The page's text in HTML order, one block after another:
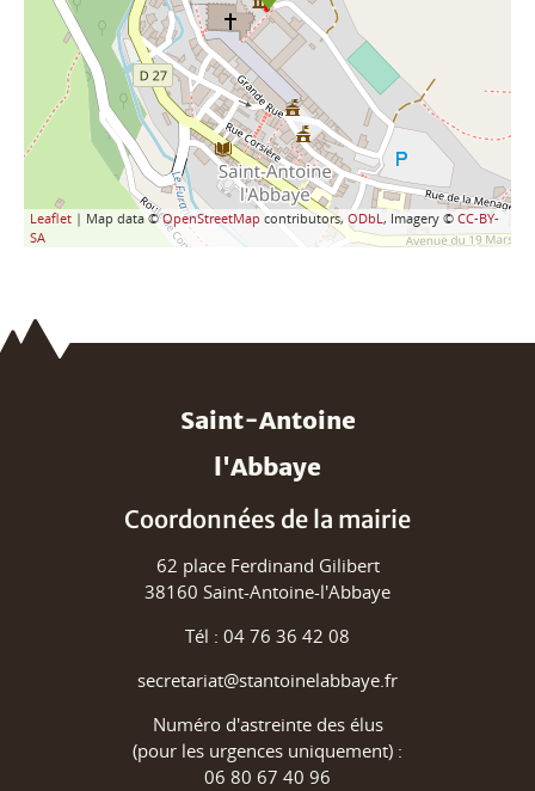
Leaflet | Map data ©OpenStreetMap contributors, ODbL, Imagery © CC-BY-
SA
Saint-Antoine
l'Abbaye
Coordonnées de la mairie
62 place Ferdinand Gilibert
38160 Saint-Antoine-l'Abbaye
Tél : 04 76 36 42 08
secretariat@stantoinelabbaye.fr
Numéro d'astreinte des élus
(pour les urgences uniquement) :
06 80 67 40 96